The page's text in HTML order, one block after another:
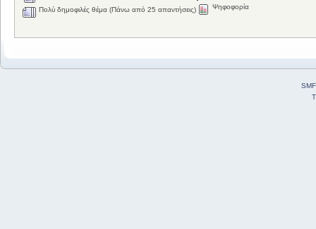
Πολύ δημοφιλές θέμα (Πάνω από 25 απαντήσεις) Ψηφοφορία